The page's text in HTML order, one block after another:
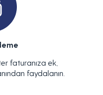
faturanıza ek,
faydalanın.